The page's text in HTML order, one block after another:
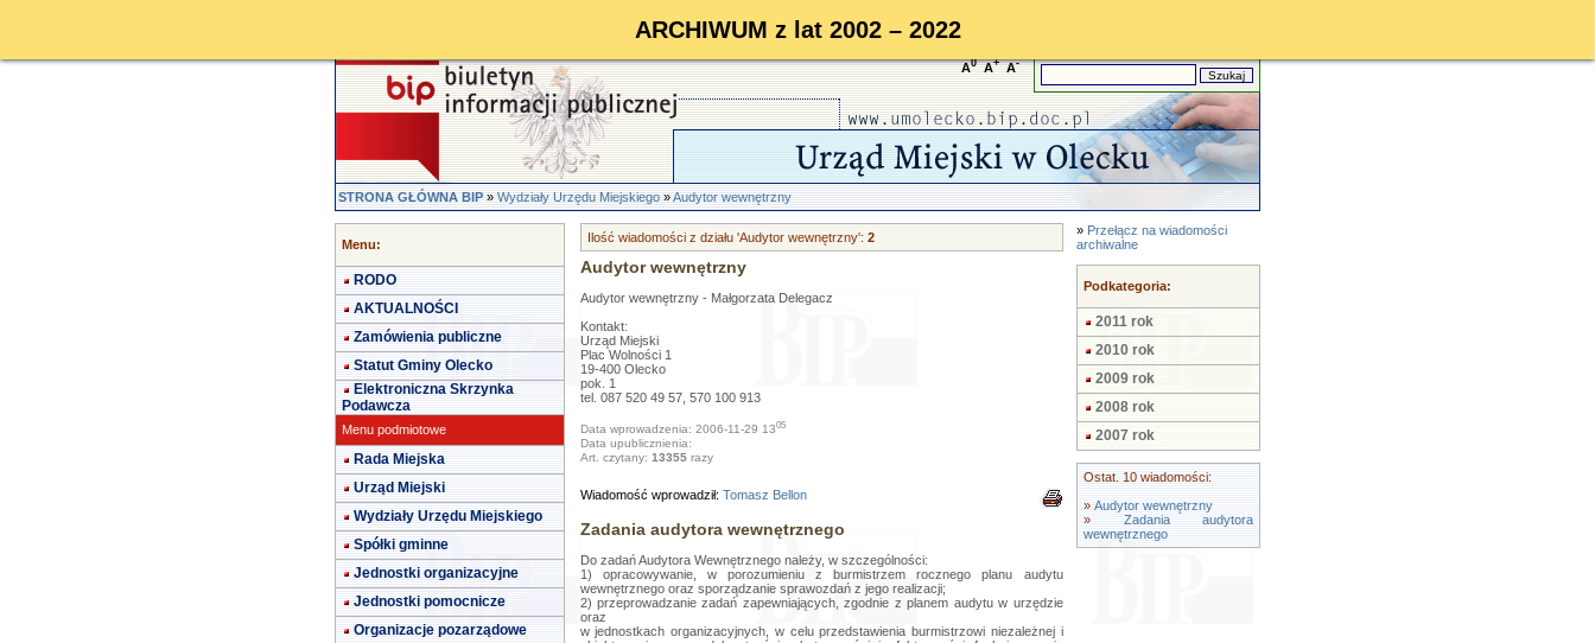
ARCHIWUM z lat 2002 – 2022
A0 A+ A-
STRONA GŁÓWNA BIP»Wydziały Urzędu Miejskiego»Audytor wewnętrzny
Menu:
RODO
AKTUALNOŚCI
Zamówienia publiczne
Statut Gminy Olecko
Elektroniczna Skrzynka
Podawcza
Menu podmiotowe
Rada Miejska
Urząd Miejski
Wydziały Urzędu Miejskiego
Spółki gminne
Jednostki organizacyjne
Jednostki pomocnicze
Organizacje pozarządowe
Ilość wiadomości z działu 'Audytor wewnętrzny': 2
Audytor wewnętrzny
Audytor wewnętrzny - Małgorzata Delegacz
Kontakt:
Urząd Miejski
Plac Wolności 1
19-400 Olecko
pok. 1
tel. 087 520 49 57, 570 100 913
Data wprowadzenia: 2006-11-29 1305
Data upublicznienia:
Art. czytany: 13355razy
Wiadomość wprowadził: Tomasz Bellon
Zadania audytora wewnętrznego
Do zadań Audytora Wewnętrznego należy, w szczególności:
1) opracowywanie, w porozumieniu z burmistrzem rocznego planu audytu
wewnętrznego oraz sporządzanie sprawozdań z jego realizacji;
2) przeprowadzanie zadań zapewniających, zgodnie z planem audytu w urzędzie
oraz
w jednostkach organizacyjnych, w celu przedstawienia burmistrzowi niezależnej i
» Przełącz na wiadomości
archiwalne
Podkategoria:
2011 rok
2010 rok
2009 rok
2008 rok
2007 rok
Ostat. 10 wiadomości:
» Audytor wewnętrzny
» Zadania audytora
wewnętrznego